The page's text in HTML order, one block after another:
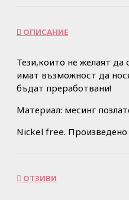
ОПИСАНИЕ
Тези,които не желаят
имат възможност да
бъдат преработвани!
Материал: месинг
Nickel free. Произведено
ОТЗИВИ